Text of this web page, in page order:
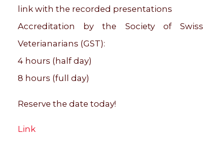
link with the recorded presentations
Accreditation by the Society of Swiss
Veterianarians (GST):
4 hours (half day)
8 hours (full day)
Reserve the date today!
Link